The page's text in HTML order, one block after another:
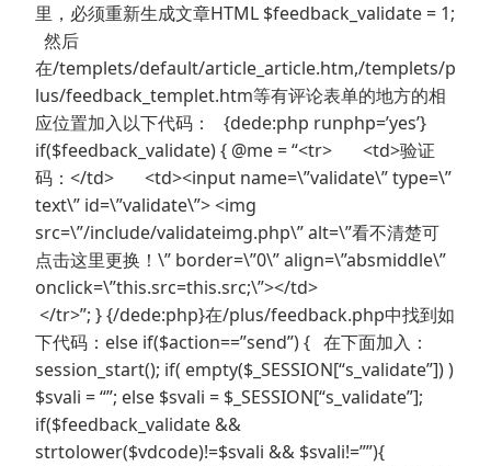
里，必须重新生成文章HTML $feedback_validate = 1;
然后
在/templets/default/article_article.htm,/templets/p
lus/feedback_templet.htm等有评论表单的地方的相
应位置加入以下代码： {dede:php runphp=’yes’}
if($feedback_validate) { @me = “<tr> <td>验证
码：</td> <td><input name=\”validate\” type=\”
text\” id=\”validate\”> <img
src=\”/include/validateimg.php\” alt=\”看不清楚可
点击这里更换！\” border=\”0\” align=\”absmiddle\”
onclick=\”this.src=this.src;\”></td>
</tr>”; } {/dede:php}在/plus/feedback.php中找到如
下代码：else if($action==”send”) { 在下面加入：
session_start(); if( empty($_SESSION[“s_validate”]) )
$svali = “”; else $svali = $_SESSION[“s_validate”];
if($feedback_validate &&
strtolower($vdcode)!=$svali && $svali!=””){